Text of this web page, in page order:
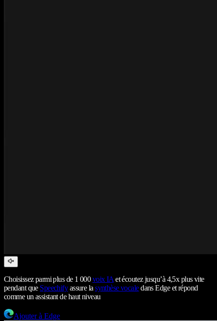
Choisissez parmi plus de 1 000voix IA et écoutez jusqu’à 4,5x plus vite
pendant que Speechifyassure lasynthèse vocaledans Edge et répond
comme un assistant de haut niveau
Ajouter à Edge